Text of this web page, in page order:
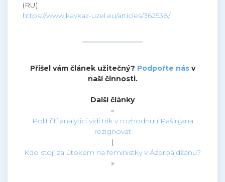
(RU)
https://www.kavkaz-uzel.eu/articles/362538/
Přišel vám článek užitečný? Podpořte násv
naší činnosti.
Další články
«
Političtí analytici vidí trik v rozhodnutí Pašinjana
rezignovat
|
Kdo stojí za útokem na feministky v Ázerbájdžánu?
»